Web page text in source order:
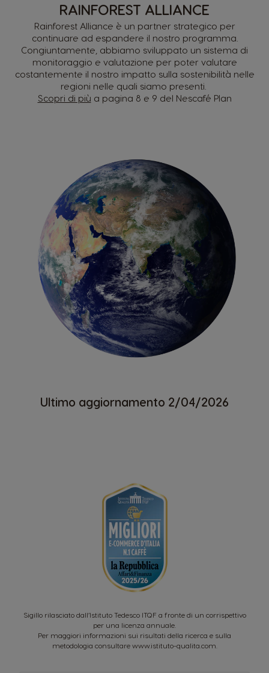
RAINFOREST ALLIANCE
Rainforest Alliance è un partner strategico per
continuare ad espandere il nostro programma.
Congiuntamente, abbiamo sviluppato un sistema di
monitoraggio e valutazione per poter valutare
costantemente il nostro impatto sulla sostenibilità nelle
regioni nelle quali siamo presenti.
Scopri di più a pagina 8 e 9 del Nescafé Plan
Ultimo aggiornamento 2/04/2026
Sigillo rilasciato dall’Istituto Tedesco ITQF a fronte di un corrispettivo
per una licenza annuale.
Per maggiori informazioni sui risultati della ricerca e sulla
metodologia consultare www.istituto-qualita.com